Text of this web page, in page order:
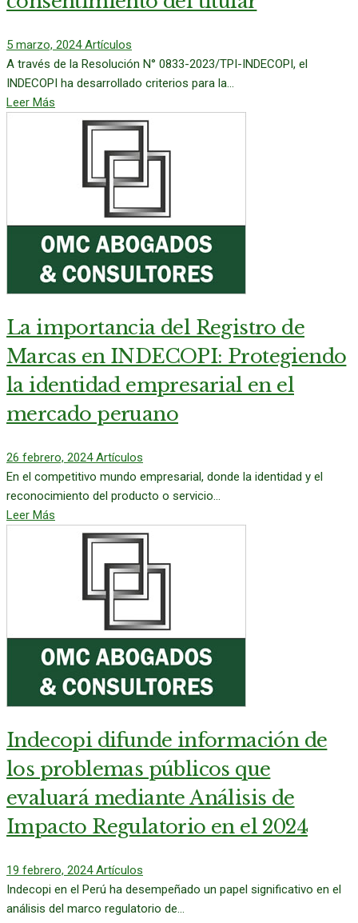
5 marzo, 2024Artículos
A través de la Resolución N° 0833-2023/TPI-INDECOPI, el
INDECOPI ha desarrollado criterios para la...
Leer Más
La importancia del Registro de
Marcas en INDECOPI: Protegiendo
la identidad empresarial en el
mercado peruano
26 febrero, 2024Artículos
En el competitivo mundo empresarial, donde la identidad y el
reconocimiento del producto o servicio...
Leer Más
Indecopi difunde información de
los problemas públicos que
evaluará mediante Análisis de
Impacto Regulatorio en el 2024
19 febrero, 2024Artículos
Indecopi en el Perú ha desempeñado un papel significativo en el
análisis del marco regulatorio de...